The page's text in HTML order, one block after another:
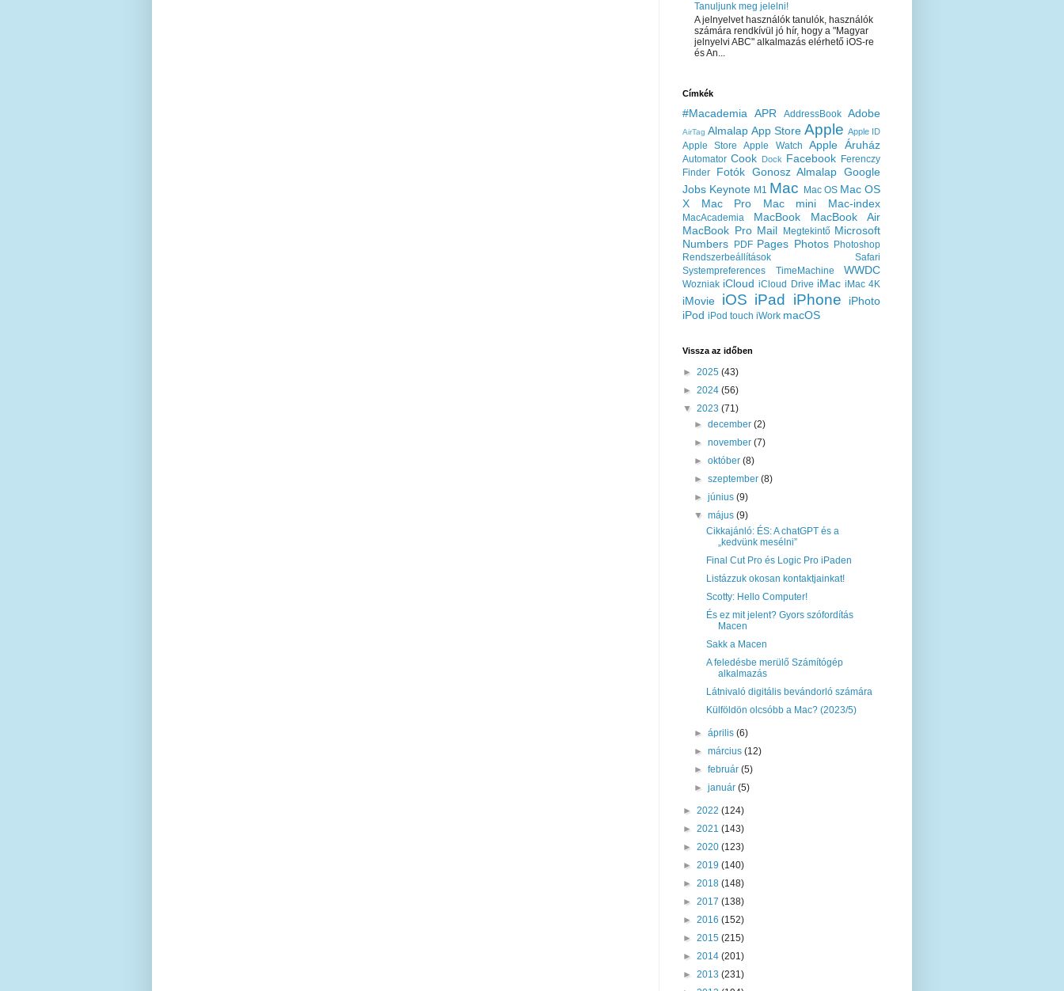
Tanuljunk meg jelelni!
A jelnyelvet használók tanulók, használók
számára rendkívül jó hír, hogy a "Magyar
jelnyelvi ABC" alkalmazás elérhető iOS-re
és An...
Címkék
#Macademia APR AddressBook Adobe
AirTag Almalap App Store Apple Apple ID
Apple Store Apple Watch Apple Áruház
Automator Cook Dock Facebook Ferenczy
Finder
Fotók Gonosz Almalap Google
Jobs Keynote M1 Mac Mac OS Mac OS
X
Mac Pro Mac mini Mac-index
MacAcademia MacBook
MacBook Air
MacBook Pro Mail Megtekintő Microsoft
Numbers
PDF Pages Photos
Photoshop
Rendszerbeállítások
Safari
Systempreferences
TimeMachine WWDC
Wozniak iCloud iCloud Drive iMac iMac 4K
iMovie iOS iPad iPhone
iPhoto
iPod iPod touch iWork macOS
Vissza az időben
► 2025 (43)
► 2024 (56)
▼ 2023 (71)
►december(2)
►november(7)
►október(8)
►szeptember(8)
►június(9)
▼május(9)
Cikkajánló: ÉS: A chatGPT és a
„kedvünk mesélni”
Final Cut Pro és Logic Pro iPaden
Listázzuk okosan kontaktjainkat!
Scotty: Hello Computer!
És ez mit jelent? Gyors szófordítás
Macen
Sakk a Macen
A feledésbe merülő Számítógép
alkalmazás
Látnivaló digitális bevándorló számára
Külföldön olcsóbb a Mac? (2023/5)
►április(6)
►március(12)
►február(5)
►január(5)
► 2022 (124)
► 2021 (143)
► 2020 (123)
► 2019 (140)
► 2018 (148)
► 2017 (138)
► 2016 (152)
► 2015 (215)
► 2014 (201)
► 2013 (231)